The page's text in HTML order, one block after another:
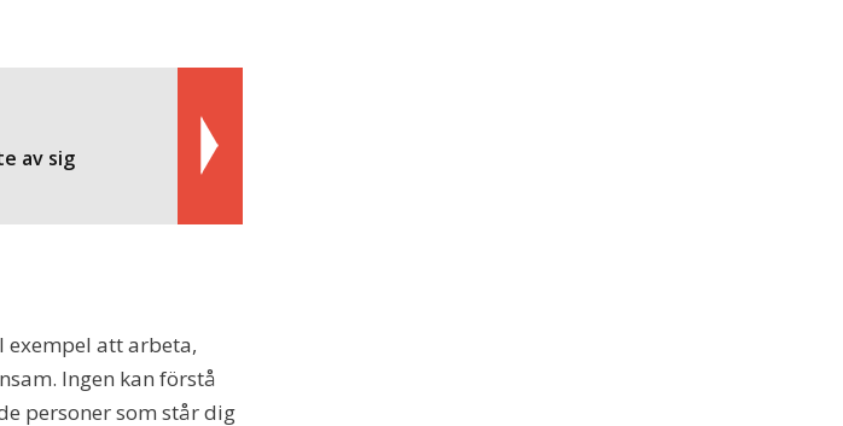
av sig
att arbeta,
Ingen kan förstå
personer som står dig